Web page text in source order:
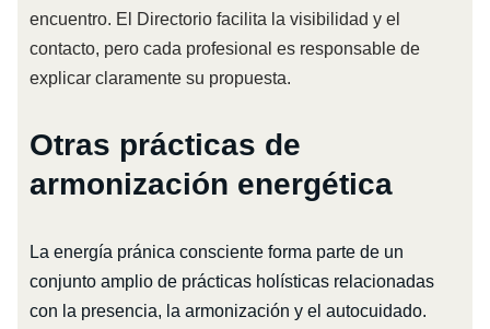
encuentro. El Directorio facilita la visibilidad y el
contacto, pero cada profesional es responsable de
explicar claramente su propuesta.
Otras prácticas de
armonización energética
La energía pránica consciente forma parte de un
conjunto amplio de prácticas holísticas relacionadas
con la presencia, la armonización y el autocuidado.